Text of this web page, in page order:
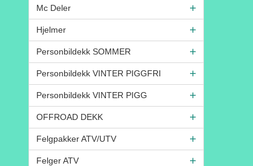
Mc Deler
Hjelmer
Personbildekk SOMMER
Personbildekk VINTER PIGGFRI
Personbildekk VINTER PIGG
OFFROAD DEKK
Felgpakker ATV/UTV
Felger ATV